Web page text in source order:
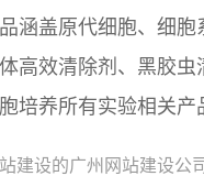
涵盖原代细胞、细
高效清除剂、黑胶
培养所有实验相关产
建设的广州网站建设公